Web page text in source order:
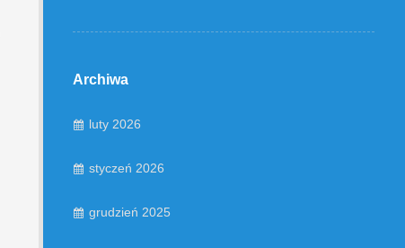
Archiwa
luty 2026
styczeń 2026
grudzień 2025